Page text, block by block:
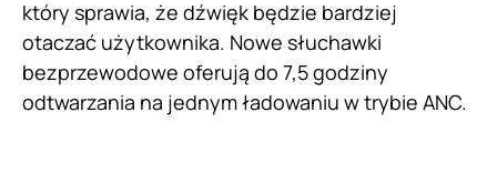
który sprawia, że dźwięk będzie bardziej
otaczać użytkownika. Nowe słuchawki
bezprzewodowe oferują do 7,5 godziny
odtwarzania na jednym ładowaniu w trybie ANC.